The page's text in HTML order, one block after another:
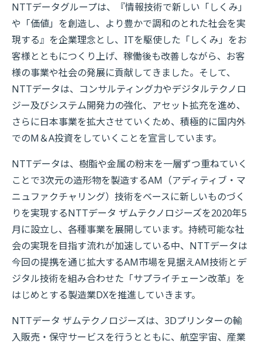
NTTデータグループは、『情報技術で新しい「しくみ」
や「価値」を創造し、より豊かで調和のとれた社会を実
現する』を企業理念とし、ITを駆使した「しくみ」をお
客様とともにつくり上げ、稼働後も改善しながら、お客
様の事業や社会の発展に貢献してきました。そして、
NTTデータは、コンサルティング力やデジタルテクノロ
ジー及びシステム開発力の強化、アセット拡充を進め、
さらに日本事業を拡大させていくため、積極的に国内外
でのM＆A投資をしていくことを宣言しています。
NTTデータは、樹脂や金属の粉末を一層ずつ重ねていく
ことで3次元の造形物を製造するAM（アディティブ・マ
ニュファクチャリング）技術をベースに新しいものづく
りを実現するNTTデータ ザムテクノロジーズを2020年5
月に設立し、各種事業を展開しています。持続可能な社
会の実現を目指す流れが加速している中、NTTデータは
今回の提携を通じ拡大するAM市場を見据えAM技術とデ
ジタル技術を組み合わせた「サプライチェーン改革」を
はじめとする製造業DXを推進していきます。
NTTデータ ザムテクノロジーズは、3Dプリンターの輸
入販売・保守サービスを行うとともに、航空宇宙、産業